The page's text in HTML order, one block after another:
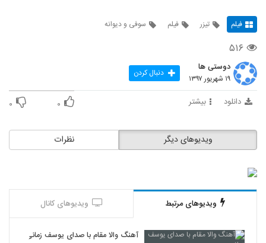
فیلم تیزر فیلم سوفی و دیوانه
۵۱۶
دوستی ها
۱۹ شهریور ۱۳۹۷ دنبال کردن
دانلود بیشتر ۰ ۰
نظرات ویدیوهای دیگر
ویدیوهای مرتبط ویدیوهای کانال
آهنگ والا مقام با صدای یوسف زمانی